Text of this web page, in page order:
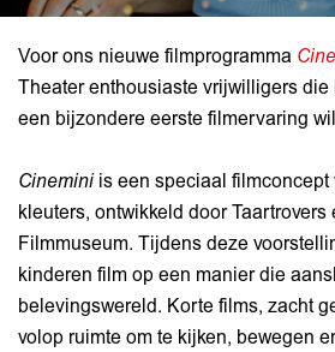
Voor ons nieuwe filmprogramma
Theater enthousiaste vrijwilligers die
een bijzondere eerste filmervaring
Cinemini is een speciaal filmconcept
kleuters, ontwikkeld door Taartrovers
Filmmuseum. Tijdens deze
kinderen film op een manier die
belevingswereld. Korte films, zacht
volop ruimte om te kijken, bewegen